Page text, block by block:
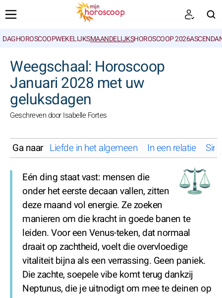
DAGHOROSCOOPWEKELIJKSMAANDELIJKSHOROSCOOP 2026
Weegschaal: Horoscoop
Januari 2028 met uw
geluksdagen
Geschreven door Isabelle Fortes
Ga naar Liefde in het algemeen In een relatie
Eén ding staat vast: mensen die
onder het eerste decaan vallen, zitten
deze maand vol energie. Ze zoeken
manieren om die kracht in goede banen te
leiden. Voor een Venus-teken, dat normaal
draait op zachtheid, voelt die overvloedige
vitaliteit bijna als een verrassing. Geen paniek.
Die zachte, soepele vibe komt terug dankzij
Neptunus, die je uitnodigt om mee te deinen op